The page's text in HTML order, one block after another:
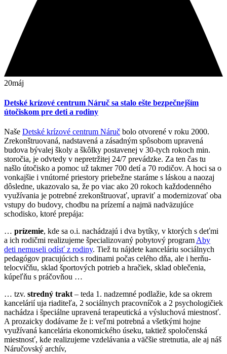
20máj
Detské krízové centrum Náruč sa stalo ešte bezpečnejším
útočiskom pre deti a rodiny
Naše Detské krízové centrum Náruč bolo otvorené v roku 2000.
Zrekonštruovaná, nadstavená a zásadným spôsobom upravená
budova bývalej školy a škôlky postavenej v 30-tych rokoch min.
storočia, je odvtedy v nepretržitej 24/7 prevádzke. Za ten čas tu
našlo útočisko a pomoc už takmer 700 detí a 70 rodičov. A hoci sa o
vonkajšie i vnútorné priestory priebežne staráme s láskou a naozaj
dôsledne, ukazovalo sa, že po viac ako 20 rokoch každodenného
využívania je potrebné zrekonštruovať, upraviť a modernizovať oba
vstupy do budovy, chodbu na prízemí a najmä nadväzujúce
schodisko, ktoré prepája:
… prízemie, kde sa o.i. nachádzajú i dva bytíky, v ktorých s deťmi
a ich rodičmi realizujeme špecializovaný pobytový programAby
deti nemuseli odísť z rodiny. Tiež tu nájdete kanceláriu sociálnych
pedagógov pracujúcich s rodinami počas celého dňa, ale i herňu-
telocvičňu, sklad športových potrieb a hračiek, sklad oblečenia,
kúpeľňu s práčovňou …
… tzv. stredný trakt– teda 1. nadzemné podlažie, kde sa okrem
kancelárií uja riaditeľa, 2 sociálnych pracovníčok a 2 psychologičiek
nachádza i špeciálne upravená terapeutická a výsluchová miestnosť.
A prozaicky dodávame že i: veľmi potrebná a všetkými hojne
využívaná kancelária ekonomického úseku, taktiež spoločenská
miestnosť, kde realizujeme vzdelávania a väčšie stretnutia, ale aj náš
Náručovský archív,